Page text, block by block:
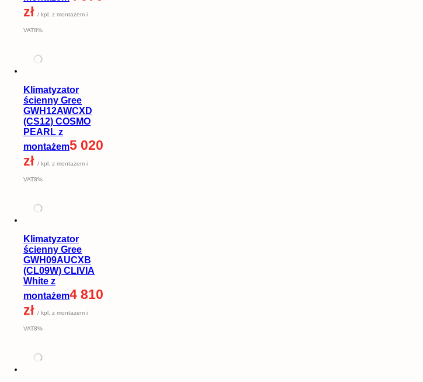
zł / kpl. z montażem i
VAT8%
Klimatyzator
ścienny Gree
GWH12AWCXD
(CS12) COSMO
PEARL z
montażem5 020
zł / kpl. z montażem i
VAT8%
Klimatyzator
ścienny Gree
GWH09AUCXB
(CL09W) CLIVIA
White z
montażem4 810
zł / kpl. z montażem i
VAT8%